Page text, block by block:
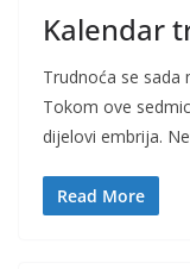
Kalendar
Trudnoća se sada
Tokom ove
dijelovi embrija.
Read More